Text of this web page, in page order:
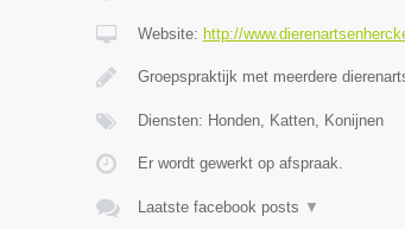
Website: http://
Groepspraktijk met meerdere
Diensten: Honden, Katten, Konijnen
Er wordt gewerkt op afspraak.
Laatste facebook posts ▼